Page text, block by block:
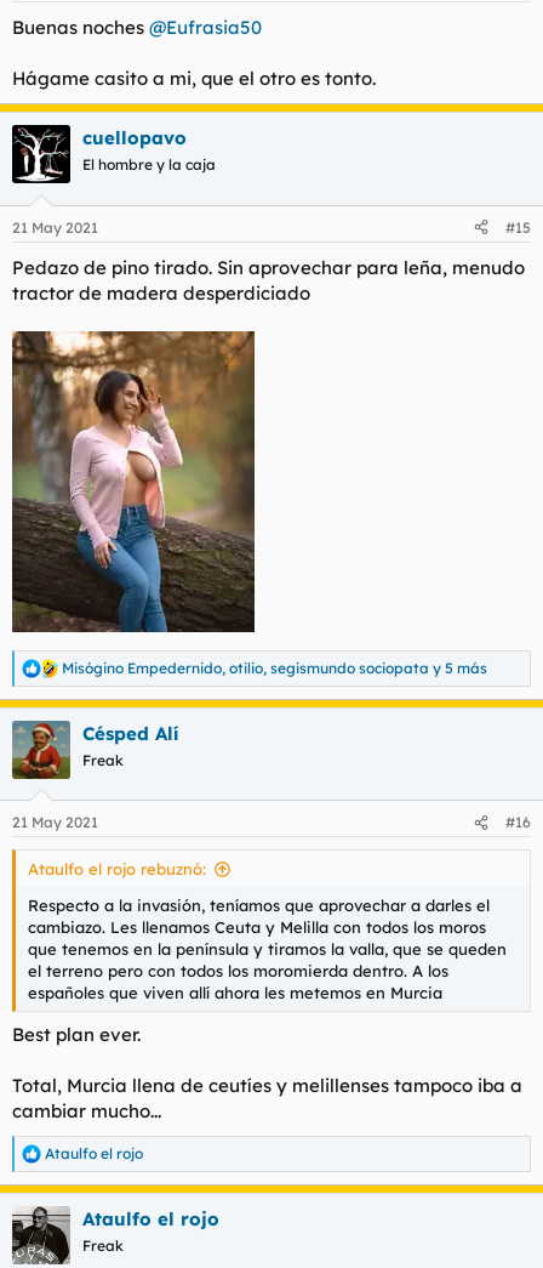
Buenas noches @Eufrasia50
Hágame casito a mi, que el otro es tonto.
cuellopavo
El hombre y la caja
21 May 2021 #15
Pedazo de pino tirado. Sin aprovechar para leña, menudo
tractor de madera desperdiciado
R
e
a
c
c
i
e
s
Misógino Empedernido, otilio, segismundo sociopata y 5 más
Césped Alí
Freak
21 May 2021 #16
Ataulfo el rojo rebuznó:
Respecto a la invasión, teníamos que aprovechar a darles el
cambiazo. Les llenamos Ceuta y Melilla con todos los moros
que tenemos en la península y tiramos la valla, que se queden
el terreno pero con todos los moromierda dentro. A los
españoles que viven allí ahora les metemos en Murcia
Best plan ever.
Total, Murcia llena de ceutíes y melillenses tampoco iba a
cambiar mucho...
R
e
a
c
c
i
Ataulfo el rojo
Ataulfo el rojo
Freak